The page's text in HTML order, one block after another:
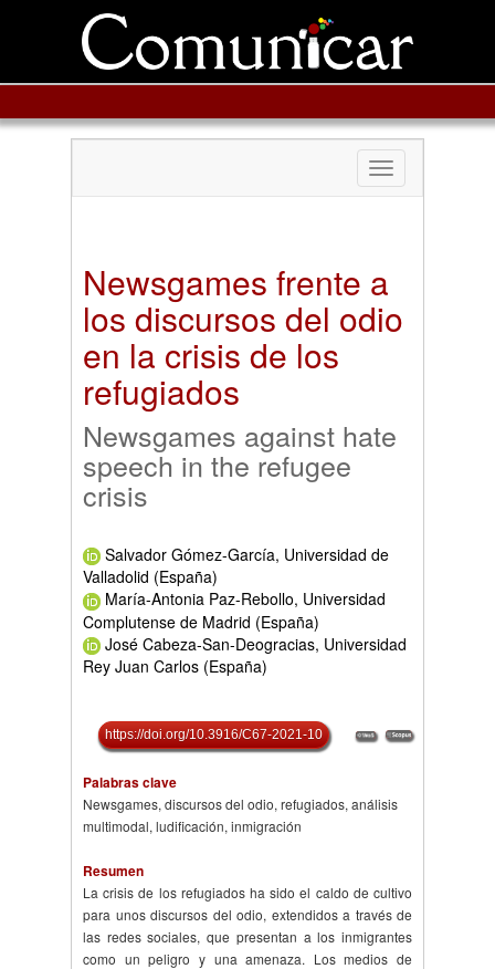
Toggle
navigation
Newsgames frente a
los discursos del odio
en la crisis de los
refugiados
Newsgames against hate
speech in the refugee
crisis
Salvador Gómez-García, Universidad de
Valladolid (España)
María-Antonia Paz-Rebollo, Universidad
Complutense de Madrid (España)
José Cabeza-San-Deogracias, Universidad
Rey Juan Carlos (España)
https://doi.org/10.3916/C67-2021-10
Palabras clave
Newsgames, discursos del odio, refugiados, análisis
multimodal, ludificación, inmigración
Resumen
La crisis de los refugiados ha sido el caldo de cultivo
para unos discursos del odio, extendidos a través de
las redes sociales, que presentan a los inmigrantes
como un peligro y una amenaza. Los medios de